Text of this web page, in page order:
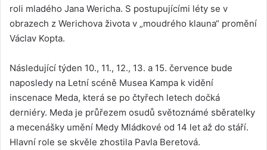
roli mladého Jana Wericha. S postupujícími léty se v
obrazech z Werichova života v „moudrého klauna“ promění
Václav Kopta.
Následující týden 10., 11., 12., 13. a 15. července bude
naposledy na Letní scéně Musea Kampa k vidění
inscenace Meda, která se po čtyřech letech dočká
derniéry. Meda je průřezem osudů světoznámé sběratelky
a mecenášky umění Medy Mládkové od 14 let až do stáří.
Hlavní role se skvěle zhostila Pavla Beretová.